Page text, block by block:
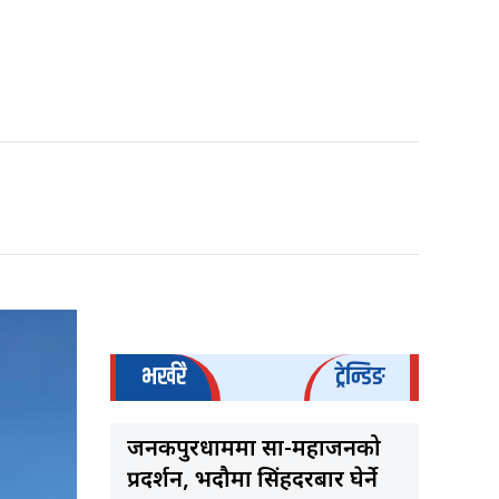
भर्खरै ट्रेन्डिङ
जनकपुरधाममा साहु-महाजनको
प्रदर्शन, भदौमा सिंहदरबार घेर्ने